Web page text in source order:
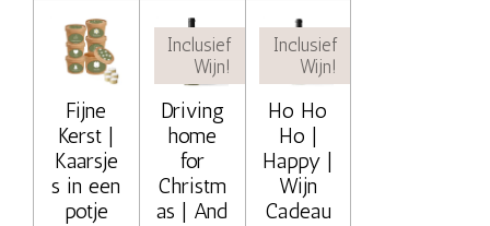
Fijne
Kerst |
Kaarsje
s in een
potje
Inclusief
Wijn!
Driving
home
for
Christm
as | And
Inclusief
Wijn!
Ho Ho
Ho |
Happy |
Wijn
Cadeau